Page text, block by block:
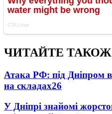
ЧИТАЙТЕ ТАКОЖ
Атака РФ: під Дніпром
на складах26
У Дніпрі знайомі